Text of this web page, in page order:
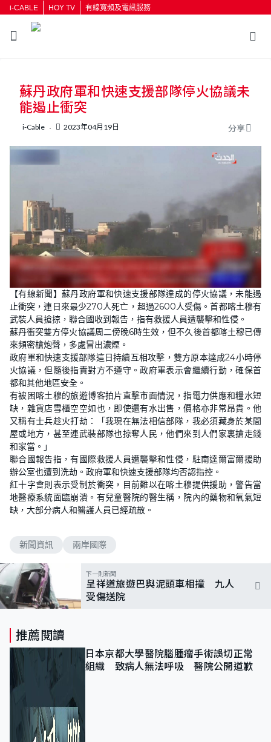
i-CABLE HOY TV 有線寬頻及電訊服務
按輸入鍵開始搜尋
蘇丹政府軍和快速支援部隊停火協議未
能遏止衝突
i-Cable 2023年04月19日 分享
【有線新聞】蘇丹政府軍和快速支援部隊達成的停火協議，未能遏
止衝突，連日來最少270人死亡，超過2600人受傷。首都喀土穆有
武裝人員搶掠，聯合國收到報告，指有救援人員遭襲擊和性侵。
蘇丹衝突雙方停火協議周二傍晚6時生效，但不久後首都喀土穆已傳
來頻密槍炮聲，多處冒出濃煙。
政府軍和快速支援部隊這日持續互相攻擊，雙方原本達成24小時停
火協議，但隨後指責對方不遵守。政府軍表示會繼續行動，確保首
都和其他地區安全。
有被困喀土穆的旅遊博客拍片直擊市面情況，指電力供應和糧水短
缺，雜貨店雪櫃空空如也，即使還有水出售，價格亦非常昂貴。他
又稱有士兵趁火打劫：「我現在無法相信部隊，我必須藏身於某間
屋或地方，甚至連武裝部隊也掠奪人民，他們來到人們家裏搶走錢
和家當。」
聯合國報告指，有國際救援人員遭襲擊和性侵，駐南達爾富爾援助
辦公室也遭到洗劫。政府軍和快速支援部隊均否認指控。
紅十字會則表示受制於衝突，目前難以在喀土穆提供援助，警告當
地醫療系統面臨崩潰。有兒童醫院的醫生稱，院內的藥物和氧氣短
缺，大部分病人和醫護人員已經疏散。
新聞資訊 兩岸國際
下一則新聞
呈祥道旅遊巴與泥頭車相撞 九人
受傷送院
推薦閱讀
日本京都大學醫院腦腫瘤手術誤切正常
組織 致病人無法呼吸 醫院公開道歉